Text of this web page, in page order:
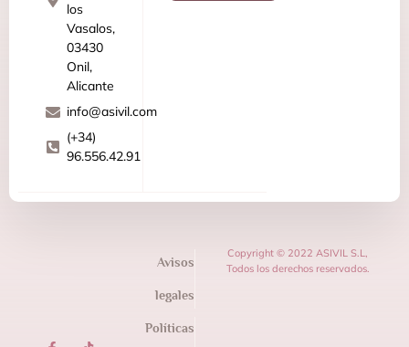
los
Vasalos,
03430
Onil,
Alicante
info@asivil.com
(+34)
96.556.42.91
Avisos
legales
Políticas
Copyright © 2022 ASIVIL S.L,
Todos los derechos reservados.